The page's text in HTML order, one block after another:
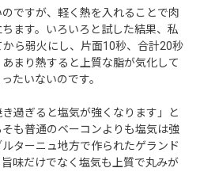
ですが、軽く熱を入れることで肉
ます。いろいろと試した結果、私
ら弱火にし、片面10秒、合計20秒
まり熱すると上質な脂が気化して
たいないのです。
過ぎると塩気が強くなります」と
も普通のベーコンよりも塩気は強
ターニュ地方で作られたゲランド
味だけでなく塩気も上質で丸みが